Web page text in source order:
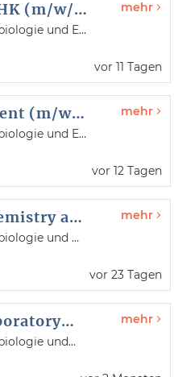
Anlagenmechaniker SHK (m/w/d)
Max-Planck-Institut für Immunbiologie und Epigenetik
mehr
vor 11 Tagen
Administrativen Referent (m/w/d) zur Unterstützung der Abteilungsdirektorin (Teilzeit 50%)
Max-Planck-Institut für Immunbiologie und Epigenetik
mehr
vor 12 Tagen
Head of Protein Biochemistry and Biophysics (m/f/div)
Max-Planck-Institut für Immunbiologie und Epigenetik
mehr
vor 23 Tagen
Veterinary Head of Laboratory Animal Facility (m/f/div)
Max-Planck-Institut für Immunbiologie und Epigenetik
mehr